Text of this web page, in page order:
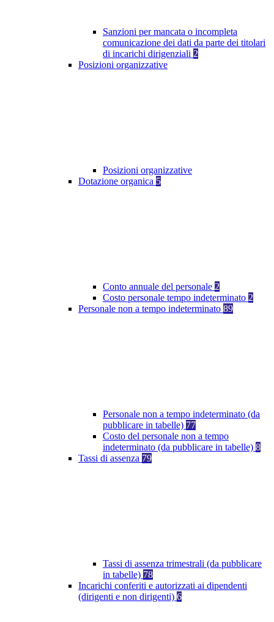
Sanzioni per mancata o incompleta
comunicazione dei dati da parte dei titolari
di incarichi dirigenziali 2
Posizioni organizzative
Posizioni organizzative
Dotazione organica 5
Conto annuale del personale 2
Costo personale tempo indeterminato 2
Personale non a tempo indeterminato 89
Personale non a tempo indeterminato (da
pubblicare in tabelle) 77
Costo del personale non a tempo
indeterminato (da pubblicare in tabelle) 8
Tassi di assenza 79
Tassi di assenza trimestrali (da pubblicare
in tabelle) 78
Incarichi conferiti e autorizzati ai dipendenti
(dirigenti e non dirigenti) 6